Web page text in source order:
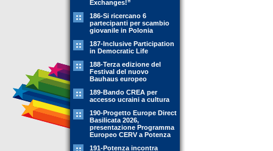
Exchanges!”
186-Si ricercano 6
partecipanti per scambio
giovanile in Polonia
187-Inclusive Participation
in Democratic Life
188-Terza edizione del
Festival del nuovo
Bauhaus europeo
189-Bando CREA per
accesso ucraini a cultura
190-Progetto Europe Direct
Basilicata 2026,
presentazione Programma
Europeo CERV a Potenza
191-Potenza incontra